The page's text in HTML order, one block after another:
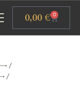
0,00€ 0
/
/